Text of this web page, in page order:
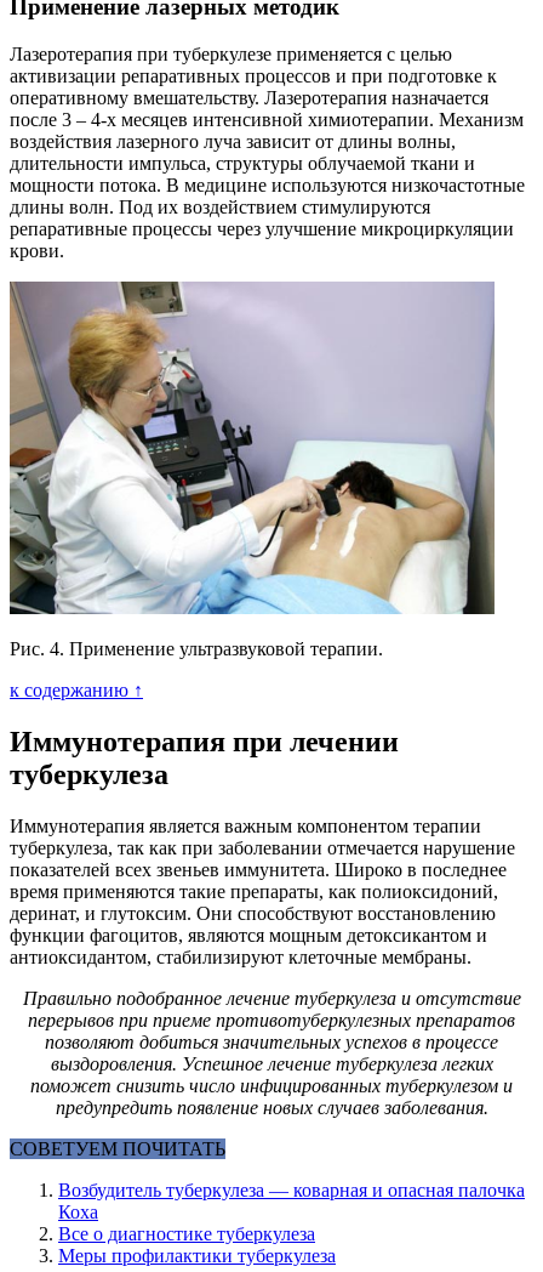
Применение лазерных методик
Лазеротерапия при туберкулезе применяется с целью
активизации репаративных процессов и при подготовке к
оперативному вмешательству. Лазеротерапия назначается
после 3 – 4-х месяцев интенсивной химиотерапии. Механизм
воздействия лазерного луча зависит от длины волны,
длительности импульса, структуры облучаемой ткани и
мощности потока. В медицине используются низкочастотные
длины волн. Под их воздействием стимулируются
репаративные процессы через улучшение микроциркуляции
крови.
Рис. 4. Применение ультразвуковой терапии.
к содержанию ↑
Иммунотерапия при лечении
туберкулеза
Иммунотерапия является важным компонентом терапии
туберкулеза, так как при заболевании отмечается нарушение
показателей всех звеньев иммунитета. Широко в последнее
время применяются такие препараты, как полиоксидоний,
деринат, и глутоксим. Они способствуют восстановлению
функции фагоцитов, являются мощным детоксикантом и
антиоксидантом, стабилизируют клеточные мембраны.
Правильно подобранное лечение туберкулеза и отсутствие
перерывов при приеме противотуберкулезных препаратов
позволяют добиться значительных успехов в процессе
выздоровления. Успешное лечение туберкулеза легких
поможет снизить число инфицированных туберкулезом и
предупредить появление новых случаев заболевания.
СОВЕТУЕМ ПОЧИТАТЬ
Возбудитель туберкулеза — коварная и опасная палочка
Коха
Все о диагностике туберкулеза
Меры профилактики туберкулеза